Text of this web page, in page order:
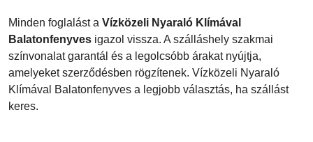
Horvátország
Szállások Hajdúszoboszlón
Blog
Minden foglalást a Vízközeli Nyaraló Klímával
Balatonfenyves igazol vissza. A szálláshely szakmai
színvonalat garantál és a legolcsóbb árakat nyújtja,
amelyeket szerződésben rögzítenek. Vízközeli Nyaraló
Klímával Balatonfenyves a legjobb választás, ha szállást
keres.